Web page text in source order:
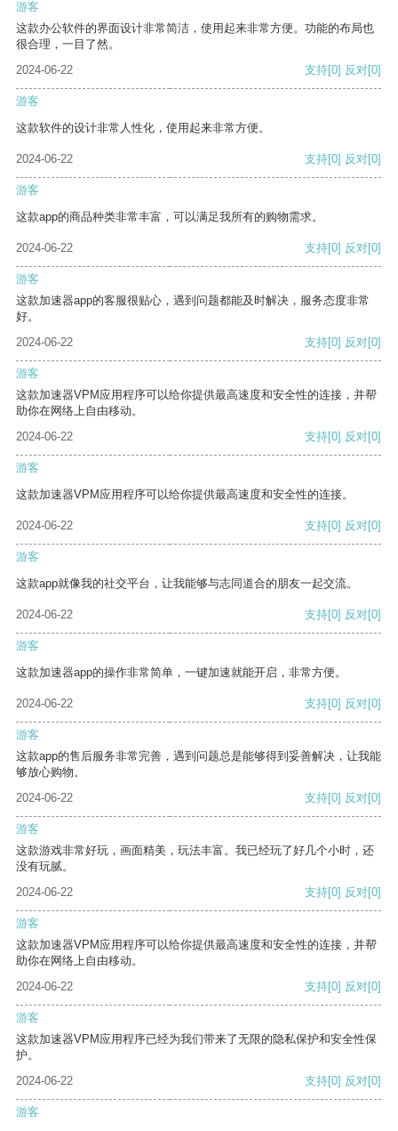
游客
这款办公软件的界面设计非常简洁，使用起来非常方便。功能的布局也
很合理，一目了然。
2024-06-22
支持[0] 反对[0]
游客
这款软件的设计非常人性化，使用起来非常方便。
2024-06-22 支持[0] 反对[0]
游客
这款app的商品种类非常丰富，可以满足我所有的购物需求。
2024-06-22 支持[0] 反对[0]
游客
这款加速器app的客服很贴心，遇到问题都能及时解决，服务态度非常
好。
2024-06-22
支持[0] 反对[0]
游客
这款加速器VPM应用程序可以给你提供最高速度和安全性的连接，并帮
助你在网络上自由移动。
2024-06-22
支持[0] 反对[0]
游客
这款加速器VPM应用程序可以给你提供最高速度和安全性的连接。
2024-06-22 支持[0] 反对[0]
游客
这款app就像我的社交平台，让我能够与志同道合的朋友一起交流。
2024-06-22 支持[0] 反对[0]
游客
这款加速器app的操作非常简单，一键加速就能开启，非常方便。
2024-06-22 支持[0] 反对[0]
游客
这款app的售后服务非常完善，遇到问题总是能够得到妥善解决，让我能
够放心购物。
2024-06-22
支持[0] 反对[0]
游客
这款游戏非常好玩，画面精美，玩法丰富。我已经玩了好几个小时，还
没有玩腻。
2024-06-22
支持[0] 反对[0]
游客
这款加速器VPM应用程序可以给你提供最高速度和安全性的连接，并帮
助你在网络上自由移动。
2024-06-22
支持[0] 反对[0]
游客
这款加速器VPM应用程序已经为我们带来了无限的隐私保护和安全性保
护。
2024-06-22
支持[0] 反对[0]
游客